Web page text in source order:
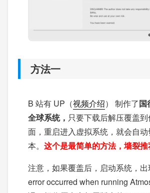
方法一
B 站有 UP（视频介绍） 制作了国
全球系统， 只要下载后解压覆盖
面，重启进入虚拟系统，就会自
本。 这个是最简单的方法，墙裂推
注意，如果覆盖后，启动系统，
error occurred when running